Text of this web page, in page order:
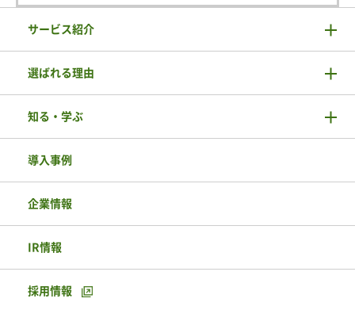
サービス紹介
選ばれる理由
知る・学ぶ
導入事例
企業情報
IR情報
採用情報